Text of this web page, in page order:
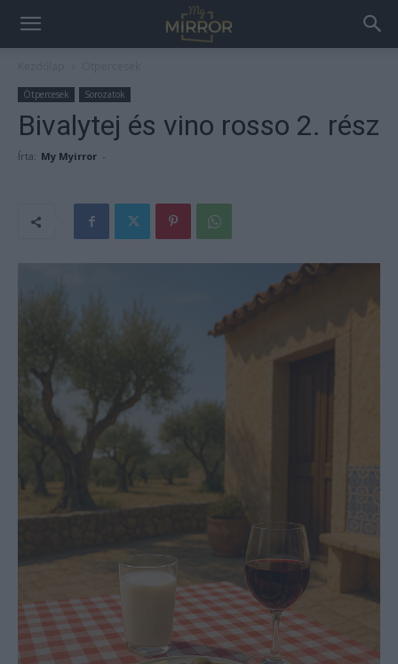
Ötpercesek Sorozatok
Bivalytej és vino rosso 2. rész
Írta: My Myirror -